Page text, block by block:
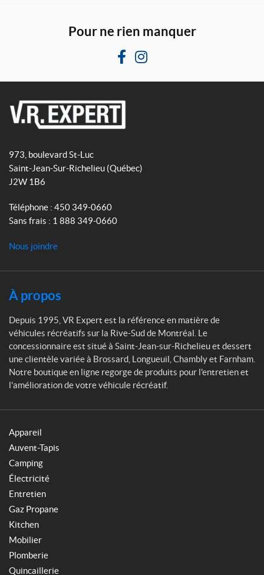
Pour ne rien manquer
F
e
I
R
E
x
p
e
r
t
973, boulevard St-Luc
Saint-Jean-Sur-Richelieu (Québec)
J2W 1B6
Téléphone : 450 349-0660
Sans frais : 1 888 349-0660
Nous joindre
À propos
Depuis 1995, VR Expert est la référence en matière de
véhicules récréatifs sur la Rive-Sud de Montréal. Le
concessionnaire est situé à Saint-Jean-sur-Richelieu et dessert
une clientèle variée à Brossard, Longueuil, Chambly et Farnham.
Notre boutique en ligne regorge de produits pour l'entretien et
l'amélioration de votre véhicule récréatif.
Appareil
Auvent-Tapis
Camping
Électricité
Entretien
Gaz Propane
Kitchen
Mobilier
Plomberie
Quincaillerie